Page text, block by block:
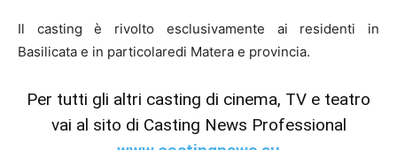
Il casting è rivolto esclusivamente ai residenti in
Basilicata e in particolaredi Matera e provincia.
Per tutti gli altri casting di cinema, TV e teatro
vai al sito di Casting News Professional